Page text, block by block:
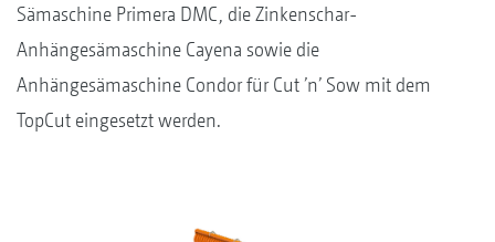
Sämaschine Primera DMC, die Zinkenschar-
Anhängesämaschine Cayena sowie die
Anhängesämaschine Condor für Cut ’n’ Sow mit dem
TopCut eingesetzt werden.